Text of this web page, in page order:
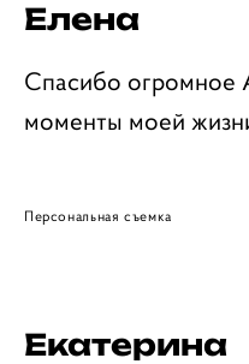
Елена
Спасибо огромное
моменты моей
Персональная съемка
Екатерина